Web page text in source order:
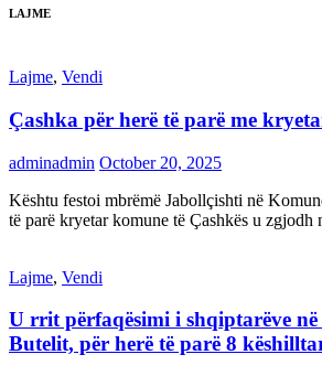
LAJME
Lajme, Vendi
Çashka për herë të parë me
adminadmin October 20, 2025
Kështu festoi mbrëmë Jabollçishti në
të parë kryetar komune të Çashkës u
Lajme, Vendi
U rrit përfaqësimi i shqiptarëve
Butelit, për herë të parë 8